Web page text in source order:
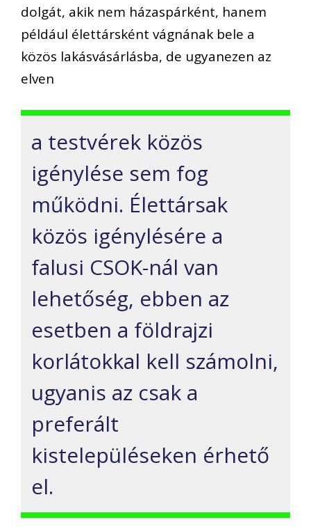
dolgát, akik nem házaspárként, hanem
például élettársként vágnának bele a
közös lakásvásárlásba, de ugyanezen az
elven
a testvérek közös
igénylése sem fog
működni. Élettársak
közös igénylésére a
falusi CSOK-nál van
lehetőség, ebben az
esetben a földrajzi
korlátokkal kell számolni,
ugyanis az csak a
preferált
kistelepüléseken érhető
el.